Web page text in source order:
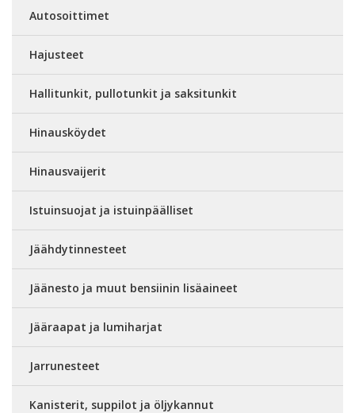
Autosoittimet
Hajusteet
Hallitunkit, pullotunkit ja saksitunkit
Hinausköydet
Hinausvaijerit
Istuinsuojat ja istuinpäälliset
Jäähdytinnesteet
Jäänesto ja muut bensiinin lisäaineet
Jääraapat ja lumiharjat
Jarrunesteet
Kanisterit, suppilot ja öljykannut